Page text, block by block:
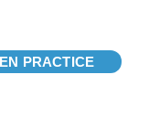
OPEN PRACTICE